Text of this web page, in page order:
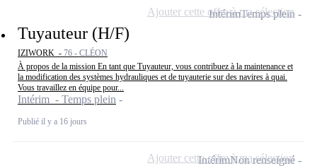
Tuyauteur (H/F)
IZIWORK - 76 - CLÉON
À propos de la mission En tant que Tuyauteur, vous contribuez à la maintenance et
la modification des systèmes hydrauliques et de tuyauterie sur des navires à quai.
Vous travaillez en équipe pour...
Intérim - Temps plein
Publié il y a 16 jours
IntérimTemps plein
Ajouter cette offre à ma sélection
IntérimNon renseigné
Ajouter cette offre à ma sélection